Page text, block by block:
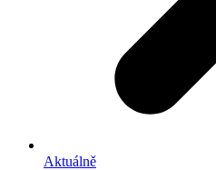
Aktuálně